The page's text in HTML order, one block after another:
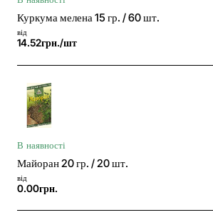
Куркума мелена 15 гр. / 60 шт.
від
14.52грн./шт
В наявності
Майоран 20 гр. / 20 шт.
від
0.00грн.